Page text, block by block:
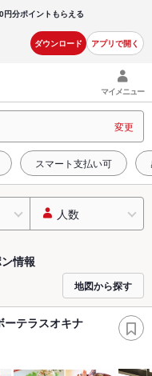
円分ポイントもらえる
ダウンロード アプリで開く
マイメニュー
変更
スマート支払い可
人数
情報
地図から探す
テラスオキナ